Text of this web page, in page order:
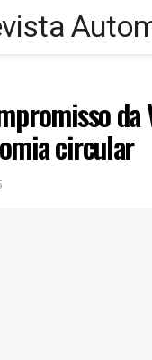
da
circular